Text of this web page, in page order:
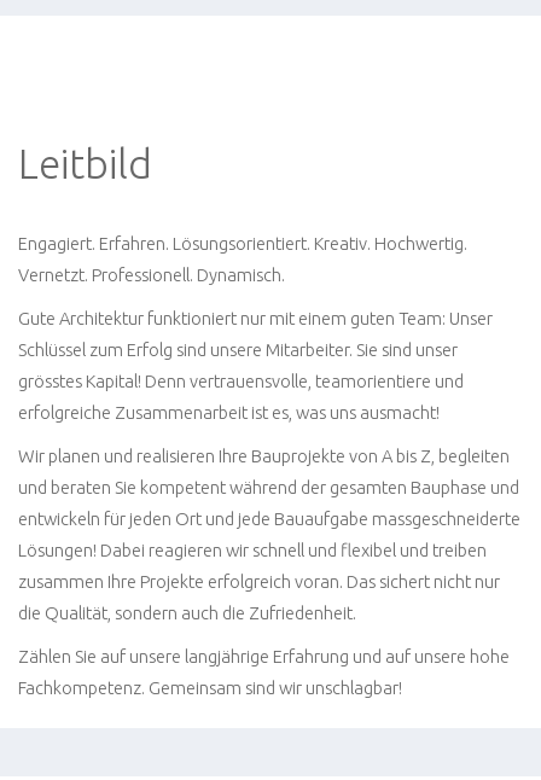
Leitbild
Engagiert. Erfahren. Lösungsorientiert. Kreativ. Hochwertig.
Vernetzt. Professionell. Dynamisch.
Gute Architektur funktioniert nur mit einem guten Team: Unser
Schlüssel zum Erfolg sind unsere Mitarbeiter. Sie sind unser
grösstes Kapital! Denn vertrauensvolle, teamorientiere und
erfolgreiche Zusammenarbeit ist es, was uns ausmacht!
Wir planen und realisieren Ihre Bauprojekte von A bis Z, begleiten
und beraten Sie kompetent während der gesamten Bauphase und
entwickeln für jeden Ort und jede Bauaufgabe massgeschneiderte
Lösungen! Dabei reagieren wir schnell und flexibel und treiben
zusammen Ihre Projekte erfolgreich voran. Das sichert nicht nur
die Qualität, sondern auch die Zufriedenheit.
Zählen Sie auf unsere langjährige Erfahrung und auf unsere hohe
Fachkompetenz. Gemeinsam sind wir unschlagbar!